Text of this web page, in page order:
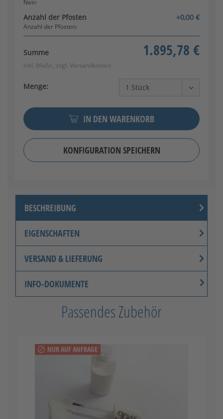
Klinkenset (Edelstahl)
Klinke/Knauf (Edelstahl)
Nein
Anzahl der Pfosten +0,00 €
Anzahl der Pfosten:
Summe 1.895,78 €
inkl. MwSt., zzgl. Versandkosten
Menge:
IN DEN WARENKORB
KONFIGURATION SPEICHERN
BESCHREIBUNG
EIGENSCHAFTEN
VERSAND & LIEFERUNG
INFO-DOKUMENTE
Passendes Zubehör
NUR AUF ANFRAGE